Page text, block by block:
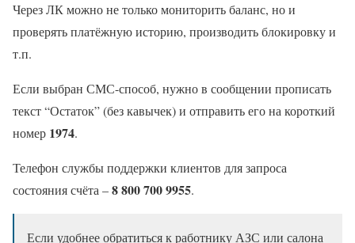
Через ЛК можно не только мониторить баланс, но и
проверять платёжную историю, производить блокировку и
т.п.
Если выбран СМС-способ, нужно в сообщении прописать
текст “Остаток” (без кавычек) и отправить его на короткий
номер 1974.
Телефон службы поддержки клиентов для запроса
состояния счёта –8 800 700 9955.
Если удобнее обратиться к работнику АЗС или салона